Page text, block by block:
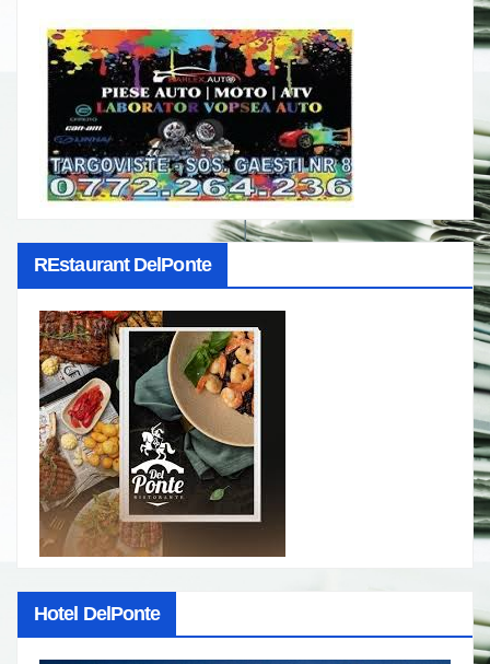
REstaurant DelPonte
Hotel DelPonte